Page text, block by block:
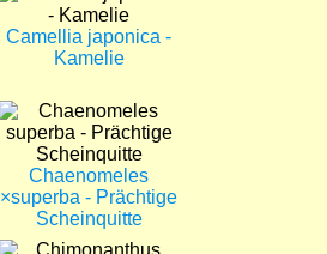
Camellia japonica -
Kamelie
Bild
Chaenomeles
×superba - Prächtige
Scheinquitte
Bild